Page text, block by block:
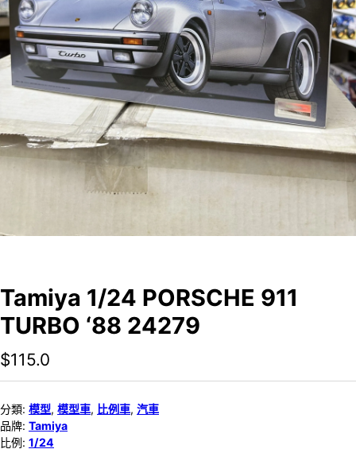
Tamiya 1/24 PORSCHE 911
TURBO ‘88 24279
$115.0
分類: 模型, 模型車, 比例車, 汽車
品牌: Tamiya
比例: 1/24